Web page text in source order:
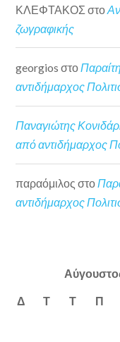
ΚΛΕΦΤΑΚΟΣ στο
ζωγραφικής
georgios στο
αντιδήμαρχος
Παναγιώτης
από αντιδήμαρχος
παραόμιλος στο
αντιδήμαρχος
Δ Τ Τ Π